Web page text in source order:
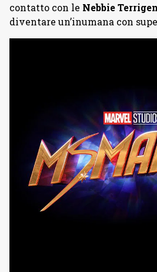
contatto con le Nebbie
diventare un’inumana con